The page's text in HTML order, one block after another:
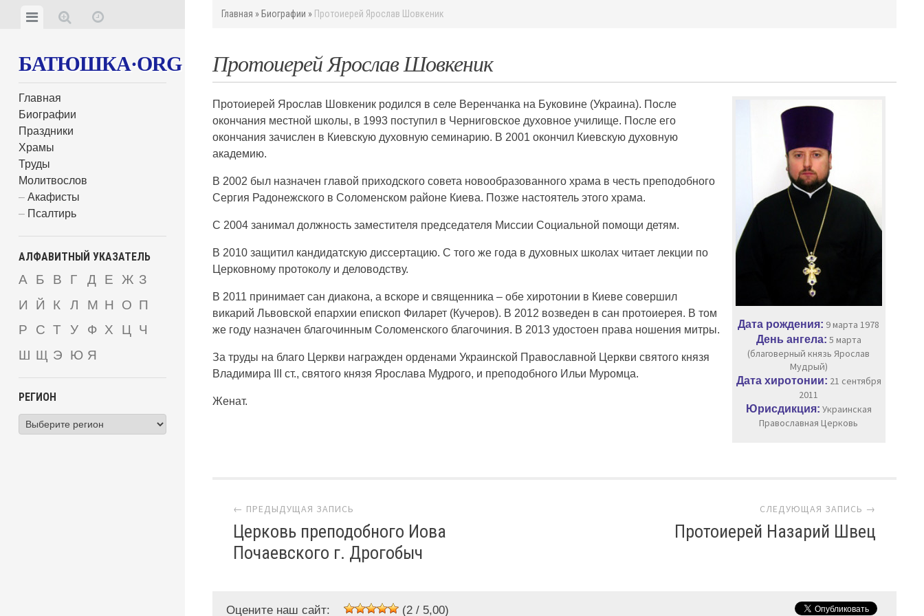
БАТЮШКА·ORG
Главная
Биографии
Праздники
Храмы
Труды
Молитвослов
Акафисты
Псалтирь
АЛФАВИТНЫЙ УКАЗАТЕЛЬ
А Б В Г Д Е Ж З
И
Й К Л М Н О П
Р
С Т У Ф Х Ц
Ч
Ш Щ Э Ю Я
РЕГИОН
Главная » Биографии » Протоиерей Ярослав Шовкеник
Протоиерей Ярослав Шовкеник
Дата рождения: 9 марта 1978
День ангела: 5 марта
(благоверный князь Ярослав
Мудрый)
Дата хиротонии: 21 сентября
2011
Юрисдикция: Украинская
Православная Церковь
Протоиерей Ярослав Шовкеник родился в селе Веренчанка на Буковине (Украина). После
окончания местной школы, в 1993 поступил в Черниговское духовное училище. После его
окончания зачислен в Киевскую духовную семинарию. В 2001 окончил Киевскую духовную
академию.
В 2002 был назначен главой приходского совета новообразованного храма в честь преподобного
Сергия Радонежского в Соломенском районе Киева. Позже настоятель этого храма.
С 2004 занимал должность заместителя председателя Миссии Социальной помощи детям.
В 2010 защитил кандидатскую диссертацию. С того же года в духовных школах читает лекции по
Церковному протоколу и деловодству.
В 2011 принимает сан диакона, а вскоре и священника – обе хиротонии в Киеве совершил
викарий Львовской епархии епископ Филарет (Кучеров). В 2012 возведен в сан протоиерея. В том
же году назначен благочинным Соломенского благочиния. В 2013 удостоен права ношения митры.
За труды на благо Церкви награжден орденами Украинской Православной Церкви святого князя
Владимира III ст., святого князя Ярослава Мудрого, и преподобного Ильи Муромца.
Женат.
Навигация по сайту
← ПРЕДЫДУЩАЯ ЗАПИСЬ
Церковь преподобного Иова
Почаевского г. Дрогобыч
СЛЕДУЮЩАЯ ЗАПИСЬ →
Протоиерей Назарий Швец
Оцените наш сайт: (2 / 5,00)